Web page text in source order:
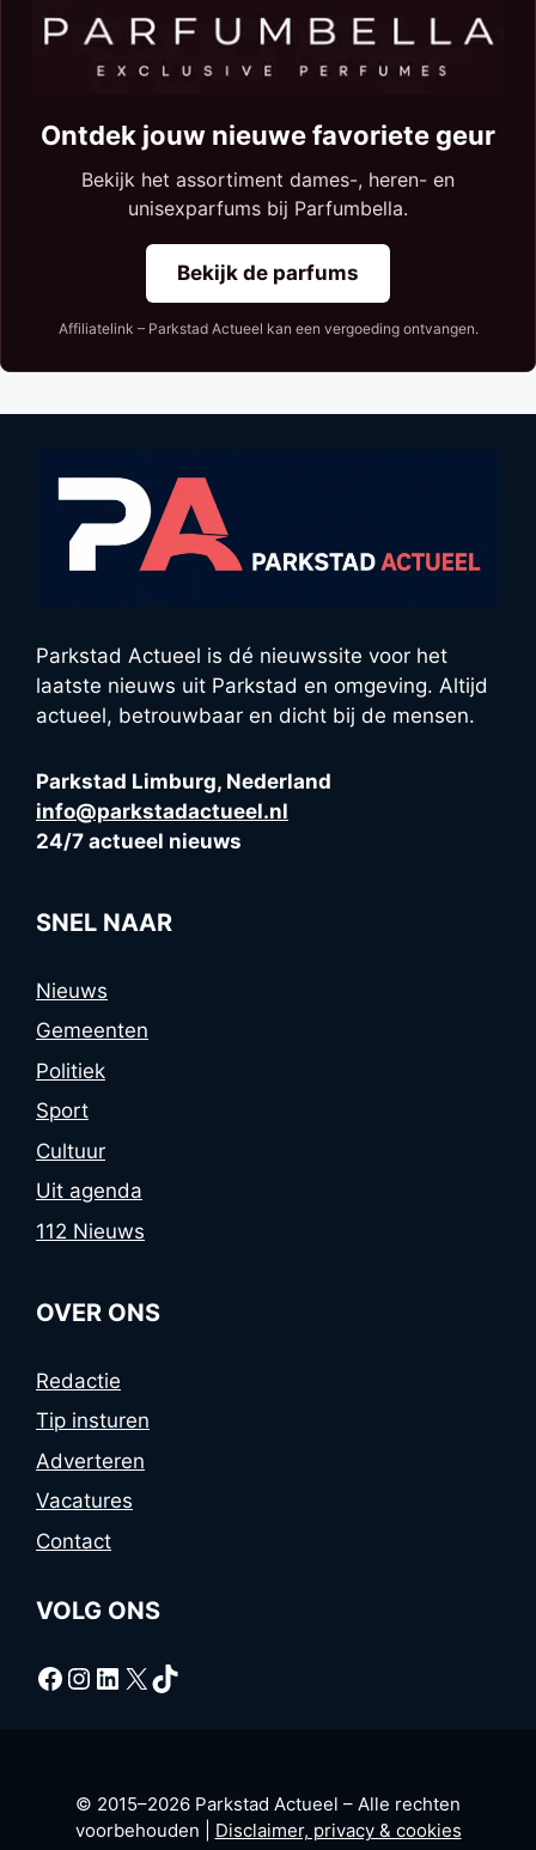
Ontdek jouw nieuwe favoriete geur
Bekijk het assortiment dames-, heren- en
unisexparfums bij Parfumbella.
Bekijk de parfums
Affiliatelink – Parkstad Actueel kan een vergoeding ontvangen.
Parkstad Actueel is dé nieuwssite voor het
laatste nieuws uit Parkstad en omgeving. Altijd
actueel, betrouwbaar en dicht bij de mensen.
Parkstad Limburg, Nederland
info@parkstadactueel.nl
24/7 actueel nieuws
SNEL NAAR
Nieuws
Gemeenten
Politiek
Sport
Cultuur
Uit agenda
112 Nieuws
OVER ONS
Redactie
Tip insturen
Adverteren
Vacatures
Contact
VOLG ONS
Facebook
Instagram
LinkedIn
X TikTok
© 2015–2026 Parkstad Actueel – Alle rechten
voorbehouden | Disclaimer, privacy & cookies